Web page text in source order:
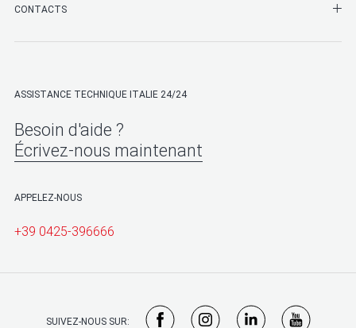
CONTACTS
ASSISTANCE TECHNIQUE ITALIE 24/24
Besoin d'aide ?
Écrivez-nous maintenant
APPELEZ-NOUS
+39 0425-396666
SUIVEZ-NOUS SUR: